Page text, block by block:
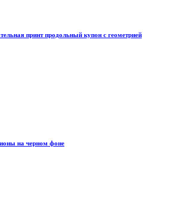
принт продольный купон с геометрией
на черном фоне